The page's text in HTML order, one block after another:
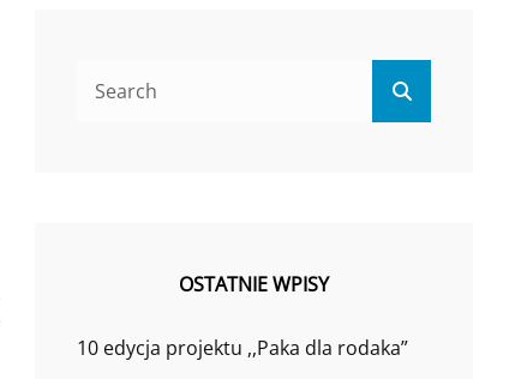
OSTATNIE WPISY
10 edycja projektu ,,Paka dla rodaka”